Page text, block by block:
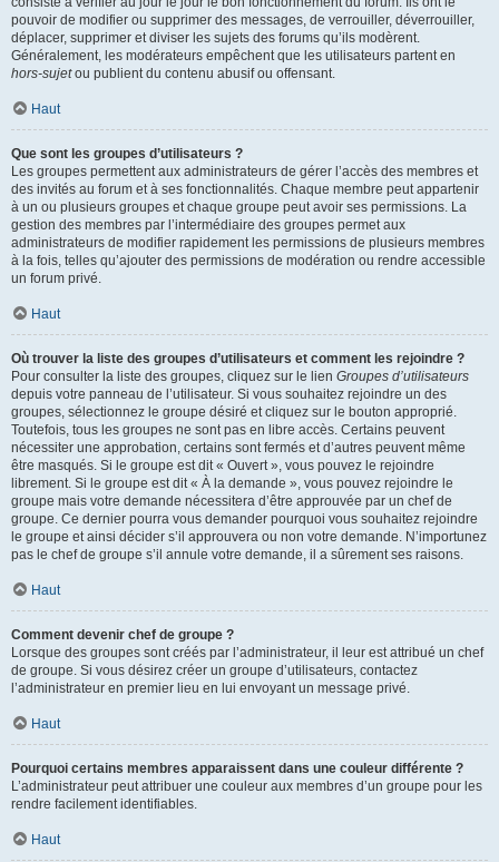
pouvoir de modifier ou supprimer des messages, de verrouiller, déverrouiller,
déplacer, supprimer et diviser les sujets des forums qu’ils modèrent.
Généralement, les modérateurs empêchent que les utilisateurs partent en
hors-sujetou publient du contenu abusif ou offensant.
Haut
Que sont les groupes d’utilisateurs ?
Les groupes permettent aux administrateurs de gérer l’accès des membres et
des invités au forum et à ses fonctionnalités. Chaque membre peut appartenir
à un ou plusieurs groupes et chaque groupe peut avoir ses permissions. La
gestion des membres par l’intermédiaire des groupes permet aux
administrateurs de modifier rapidement les permissions de plusieurs membres
à la fois, telles qu’ajouter des permissions de modération ou rendre accessible
un forum privé.
Haut
Où trouver la liste des groupes d’utilisateurs et comment les rejoindre ?
Pour consulter la liste des groupes, cliquez sur le lien Groupes d’utilisateurs
depuis votre panneau de l’utilisateur. Si vous souhaitez rejoindre un des
groupes, sélectionnez le groupe désiré et cliquez sur le bouton approprié.
Toutefois, tous les groupes ne sont pas en libre accès. Certains peuvent
nécessiter une approbation, certains sont fermés et d’autres peuvent même
être masqués. Si le groupe est dit « Ouvert », vous pouvez le rejoindre
librement. Si le groupe est dit « À la demande », vous pouvez rejoindre le
groupe mais votre demande nécessitera d’être approuvée par un chef de
groupe. Ce dernier pourra vous demander pourquoi vous souhaitez rejoindre
le groupe et ainsi décider s’il approuvera ou non votre demande. N’importunez
pas le chef de groupe s’il annule votre demande, il a sûrement ses raisons.
Haut
Comment devenir chef de groupe ?
Lorsque des groupes sont créés par l’administrateur, il leur est attribué un chef
de groupe. Si vous désirez créer un groupe d’utilisateurs, contactez
l’administrateur en premier lieu en lui envoyant un message privé.
Haut
Pourquoi certains membres apparaissent dans une couleur différente ?
L’administrateur peut attribuer une couleur aux membres d’un groupe pour les
rendre facilement identifiables.
Haut